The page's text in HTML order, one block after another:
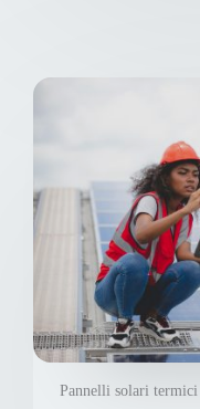
Pannelli solari termici